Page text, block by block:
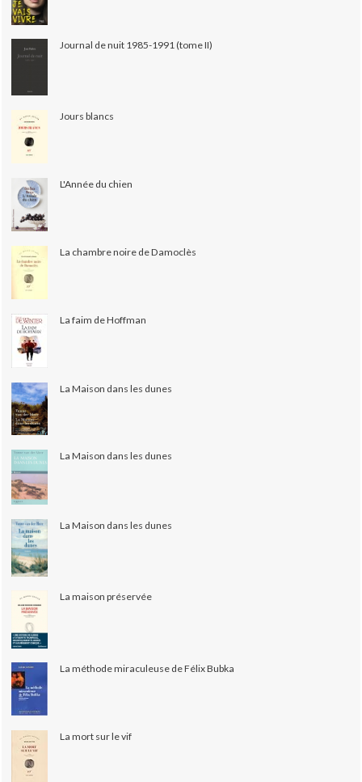
Journal de nuit 1985-1991 (tome II)
Jours blancs
L'Année du chien
La chambre noire de Damoclès
La faim de Hoffman
La Maison dans les dunes
La Maison dans les dunes
La Maison dans les dunes
La maison préservée
La méthode miraculeuse de Félix Bubka
La mort sur le vif